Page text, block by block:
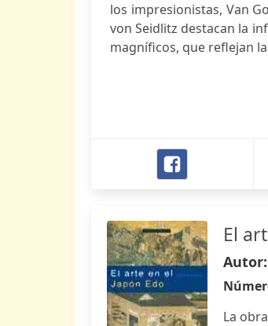
los impresionistas, Van
von Seidlitz destacan la
magníficos, que reflejan
El
Autor:
La